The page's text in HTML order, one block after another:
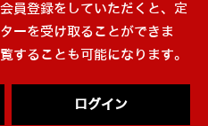
員登録をしていただくと、定
ーを受け取ることができま
することも可能になります。
ログイン